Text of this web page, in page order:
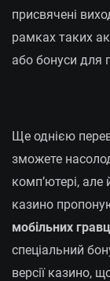
присвячені
рамках таких
або бонуси для
Ще однією
зможете
комп’ютері,
казино
мобільних
спеціальний
версії казино,